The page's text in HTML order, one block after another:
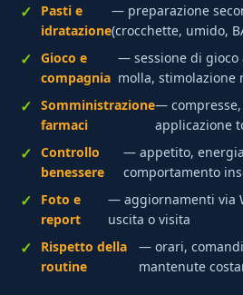
Pasti e
idratazione
— preparazione
(crocchette, umido,
Gioco e
compagnia
— sessione di
molla, stimolazione
Somministrazione
farmaci
—
applicazione
Controllo
benessere
— appetito,
comportamento
Foto e
report
— aggiornamenti via
uscita o visita
Rispetto della
routine
— orari,
mantenute